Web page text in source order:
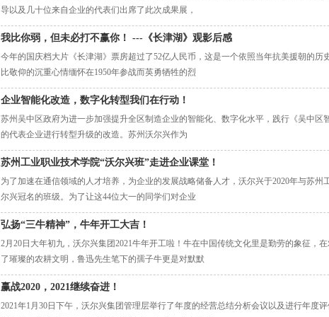
导以及几十位来自企业的代表们出席了此次成果展，
我比你弱，但未必打不赢你！ ---《长津湖》观影后感
今年的国庆档大片《长津湖》票房超过了52亿人民币，这是一个依照当年抗美援朝的
比敬仰的沉重心情缅怀在1950年参战而英勇牺牲的烈
企业智能化改造，数字化转型我们在行动！
苏州吴中区政府为进一步加强提升全区制造企业的智能化、数字化水平，践行《吴中区
的代表企业进行转型升级的改造。苏州沃尔兴作为
苏州工业职业技术学院“沃尔兴班”走进企业课堂！
为了加速在通信领域的人才培养，为企业的发展战略储备人才，沃尔兴于2020年与苏
尔兴冠名的班级。为了让这44位大一的同学们对企业
弘扬“三牛精神”，牛年开工大吉！
2月20日大年初九，沃尔兴集团2021牛年开工啦！牛在中国传统文化里是勤劳的象征，
了璀璨的农耕文明，鲁迅先生笔下的孺子牛更是对默默
赢战2020，2021继续奋进！
2021年1月30日下午，沃尔兴集团管理层举行了年度的经营总结分析会议以及进行年度